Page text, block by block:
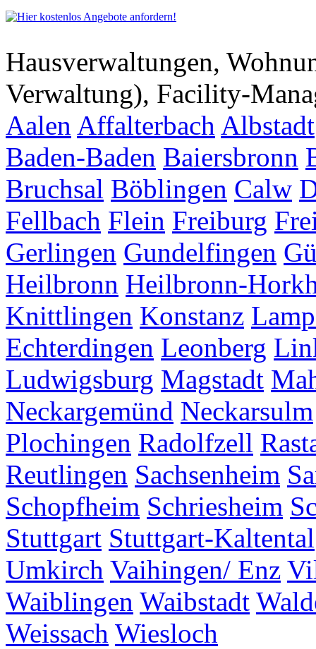
Hausverwaltungen,
Verwaltung), Facility-
Aalen Affalterbach Albstadt
Baden-Baden Baiersbronn
Bruchsal Böblingen Calw
Fellbach Flein Freiburg
Gerlingen Gundelfingen
Heilbronn Heilbronn-
Knittlingen Konstanz
Echterdingen Leonberg
Ludwigsburg Magstadt
Neckargemünd Neckarsulm
Plochingen Radolfzell
Reutlingen Sachsenheim
Schopfheim Schriesheim
Stuttgart Stuttgart-Kaltental
Umkirch Vaihingen/ Enz
Waiblingen Waibstadt
Weissach Wiesloch